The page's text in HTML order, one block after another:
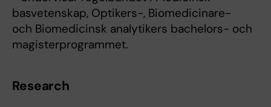
basvetenskap, Optikers-, Biomedicinare-
och Biomedicinsk analytikers bachelors- och
magisterprogrammet.
Research